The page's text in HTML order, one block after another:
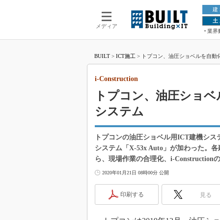
メディア
業界
BUILT > ICT施工 > トプコン、油圧ショベルを自
トプコン、油圧ショ
システム
i-Construction
トプコンの油圧ショベル用ICT建機シ
システム「X-53x Auto」が加わった。
ら、現場作業の合理化、i-Construction
2020年01月21日 08時00分 公開
印刷する 見る